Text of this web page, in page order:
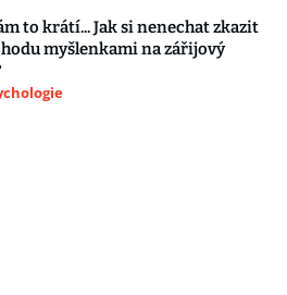
to krátí... Jak si nenechat zkazit
myšlenkami na zářijový